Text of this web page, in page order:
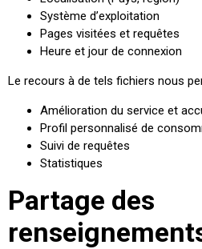
Système d’exploitation
Pages visitées et requêtes
Heure et jour de connexion
Le recours à de tels fichiers nous
Amélioration du service et
Profil personnalisé de
Suivi de requêtes
Statistiques
Partage des